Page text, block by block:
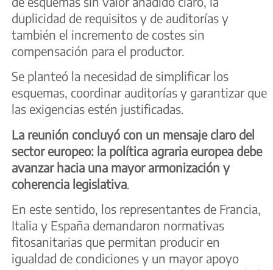
duplicidad de requisitos y de auditorías y
también el incremento de costes sin
compensación para el productor.
Se planteó la necesidad de simplificar los
esquemas, coordinar auditorías y garantizar que
las exigencias estén justificadas.
La reunión concluyó con un mensaje claro del
sector europeo: la política agraria europea debe
avanzar hacia una mayor armonización y
coherencia legislativa
En este sentido, los representantes de Francia,
Italia y España demandaron normativas
fitosanitarias que permitan producir en
igualdad de condiciones y un mayor apoyo